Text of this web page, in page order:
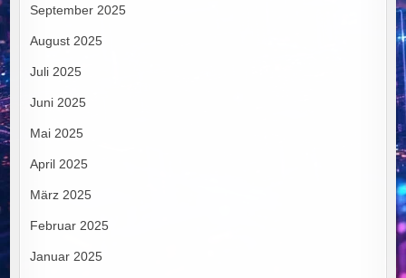
September 2025
August 2025
Juli 2025
Juni 2025
Mai 2025
April 2025
März 2025
Februar 2025
Januar 2025